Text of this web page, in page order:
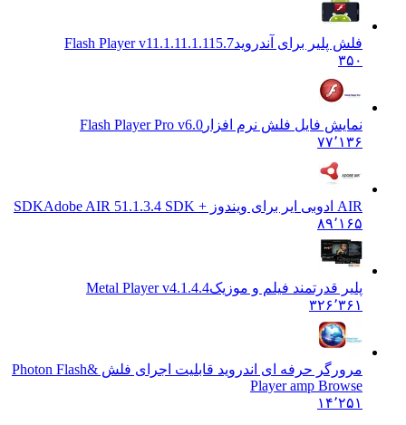
فلش پلیر برای آندرویدFlash Player v11.1.11.1.115.7
۳۵۰
نمایش فایل فلش نرم افزار Flash Player Pro v6.0
۷۷٬۱۳۶
AIR ادوبی ایر برای ویندوز + SDK
Adobe AIR 51.1.3.4 SDK
۸۹٬۱۶۵
پلیر قدرتمند فیلم و موزیکMetal Player v4.1.4.4
۳۲۶٬۳۶۱
مرورگر حرفه ای اندروید قابلیت اجرای فلش &Photon Flash
Player amp Browse
۱۴٬۲۵۱